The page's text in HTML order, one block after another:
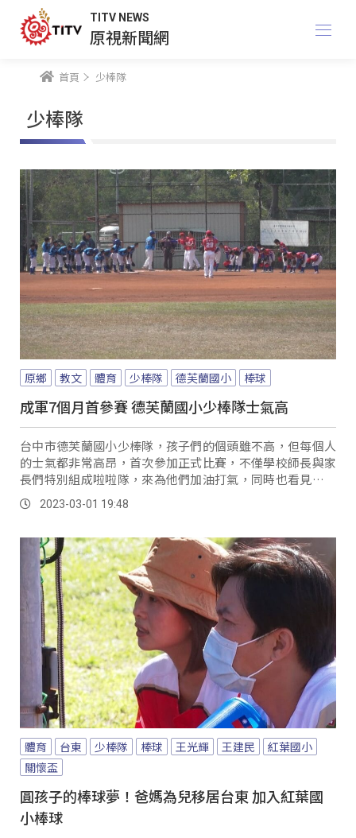
TITV NEWS
原視新聞網
首頁 少棒隊
少棒隊
原鄉 教文 體育 少棒隊 德芙蘭國小 棒球
成軍7個月首參賽 德芙蘭國小少棒隊士氣高
台中市德芙蘭國小少棒隊，孩子們的個頭雖不高，但每個人
的士氣都非常高昂，首次參加正式比賽，不僅學校師長與家
長們特別組成啦啦隊，來為他們加油打氣，同時也看見孩子
們加入少棒隊後的改變。
2023-03-01 19:48
體育 台東 少棒隊 棒球 王光輝 王建民
紅葉國小
關懷盃
圓孩子的棒球夢！爸媽為兒移居台東 加入紅葉國
小棒球